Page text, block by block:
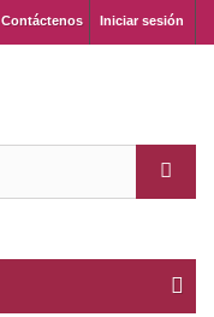
Iniciar sesión
Contáctenos